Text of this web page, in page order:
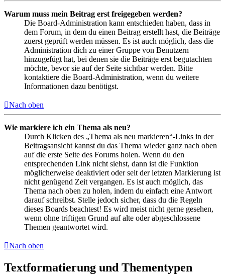
Warum muss mein Beitrag erst freigegeben werden?
Die Board-Administration kann entschieden haben, dass in
dem Forum, in dem du einen Beitrag erstellt hast, die Beiträge
zuerst geprüft werden müssen. Es ist auch möglich, dass die
Administration dich zu einer Gruppe von Benutzern
hinzugefügt hat, bei denen sie die Beiträge erst begutachten
möchte, bevor sie auf der Seite sichtbar werden. Bitte
kontaktiere die Board-Administration, wenn du weitere
Informationen dazu benötigst.
Nach oben
Wie markiere ich ein Thema als neu?
Durch Klicken des „Thema als neu markieren“-Links in der
Beitragsansicht kannst du das Thema wieder ganz nach oben
auf die erste Seite des Forums holen. Wenn du den
entsprechenden Link nicht siehst, dann ist die Funktion
möglicherweise deaktiviert oder seit der letzten Markierung ist
nicht genügend Zeit vergangen. Es ist auch möglich, das
Thema nach oben zu holen, indem du einfach eine Antwort
darauf schreibst. Stelle jedoch sicher, dass du die Regeln
dieses Boards beachtest! Es wird meist nicht gerne gesehen,
wenn ohne triftigen Grund auf alte oder abgeschlossene
Themen geantwortet wird.
Nach oben
Textformatierung und Thementypen